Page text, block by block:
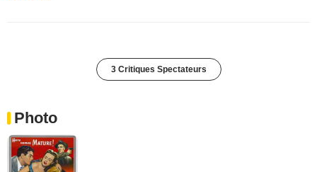
3 Critiques Spectateurs
Photo